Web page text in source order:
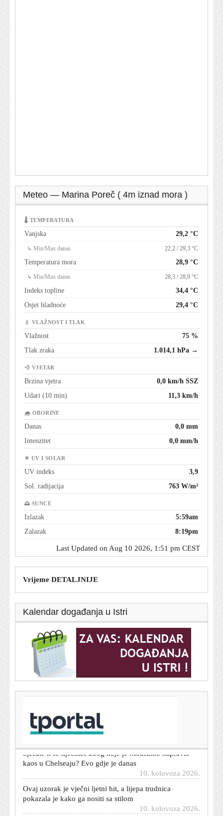
Meteo — Marina Poreč ( 4m iznad mora )
🌡 TEMPERATURA
Vanjska 29,2 °C
↳ Min/Max danas 22,2 / 29,3 °C
Temperatura mora 28,9 °C
↳ Min/Max danas 28,3 / 28,9 °C
Indeks topline
34,4 °C
Osjet hladnoće
29,4 °C
💧 VLAŽNOST I TLAK
Vlažnost
75 %
Tlak zraka
1.014,1 hPa →
💨 VJETAR
Brzina vjetra
0,0 km/h SSZ
Udari (10 min)
11,3 km/h
🌧 OBORINE
Danas
0,0 mm
Intenzitet
0,0 mm/h
☀ UV I SOLAR
UV indeks
3,9
Sol. radijacija
763 W/m²
🌅 SUNCE
Izlazak
5:59am
Zalazak
8:19pm
Last Updated on Aug 10 2026, 1:51 pm CEST
Vrijeme DETALJNIJE
Kalendar događanja u Istri
T-portal.hr
ulaganja prijete opskrbi strujom
kaos u Chelseaju? Evo gdje je danas
Ovaj uzorak je vječni ljetni hit, a lijepa trudnica
pokazala je kako ga nositi sa stilom
Naoružani napadač ubio lokalnog tajlandskog